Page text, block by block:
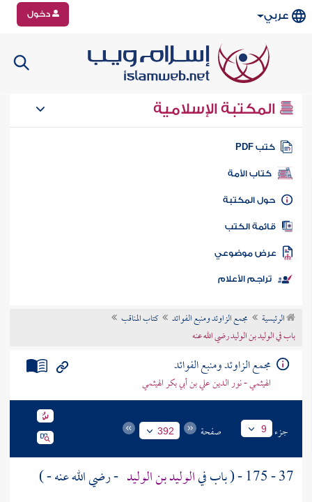
عربي دخول
المكتبة الإسلامية
كتب PDF
كتاب الأمة
المكتبة
الكتب
موضوعي
تراجم الأعلام
الرئيسية مجمع الزاوئد ومنبع الفوائد
كتاب المناقب
باب في الوليد بن الوليد رضي الله عنه
مجمع الزاوئد ومنبع الفوائد
الهيثمي - نور الدين علي بن أبي بكر الهيثمي
جزء 9 صفحة 392
37 - 175 - ( باب في الوليد بن الوليد - رضي الله عنه - )